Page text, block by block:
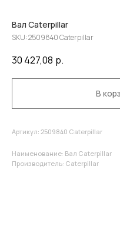
Вал Caterpillar
SKU:2509840 Caterpillar
30 427,08 р.
В
Артикул: 2509840 Caterpillar
Наименование: Вал Caterpillar
Производитель: Caterpillar